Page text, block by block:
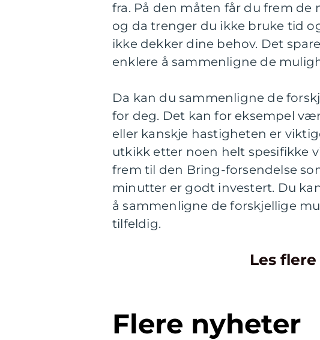
fra. På den måten får du frem de
og da trenger du ikke bruke tid
ikke dekker dine behov. Det
enklere å sammenligne de
Da kan du sammenligne de
for deg. Det kan for eksempel
eller kanskje hastigheten er
utkikk etter noen helt spesifikke
frem til den Bring-forsendelse
minutter er godt investert. Du
å sammenligne de forskjellige
tilfeldig.
Les
Flere nyheter